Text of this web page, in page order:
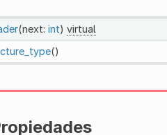
(next: int) virtual
()